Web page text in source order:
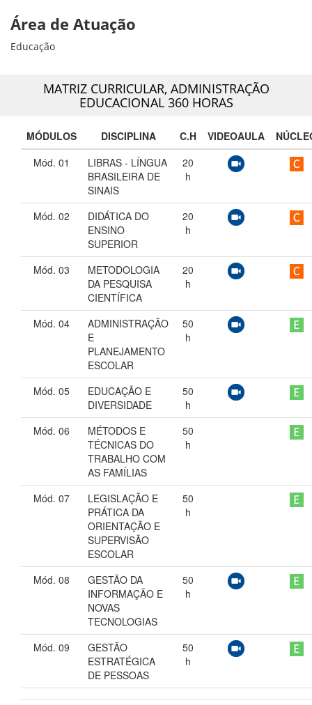
Área de Atuação
Educação
MATRIZ CURRICULAR, ADMINISTRAÇÃO
EDUCACIONAL 360 HORAS
MÓDULOS DISCIPLINA C.H VIDEOAULA
Mód. 01
LIBRAS - LÍNGUA
BRASILEIRA DE
SINAIS
20
h
Mód. 02
DIDÁTICA DO
ENSINO
SUPERIOR
20
h
Mód. 03
METODOLOGIA
DA PESQUISA
CIENTÍFICA
20
h
Mód. 04
ADMINISTRAÇÃO
E
PLANEJAMENTO
ESCOLAR
50
h
Mód. 05
EDUCAÇÃO E
DIVERSIDADE
50
h
Mód. 06
MÉTODOS E
TÉCNICAS DO
TRABALHO COM
AS FAMÍLIAS
50
h
Mód. 07
LEGISLAÇÃO E
PRÁTICA DA
ORIENTAÇÃO E
SUPERVISÃO
ESCOLAR
50
h
Mód. 08
GESTÃO DA
INFORMAÇÃO E
NOVAS
TECNOLOGIAS
50
h
Mód. 09
GESTÃO
ESTRATÉGICA
DE PESSOAS
50
h